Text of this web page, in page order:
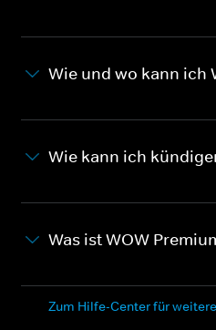
Wie und wo kann ich
Wie kann ich
Was ist WOW
Zum Hilfe-Center für